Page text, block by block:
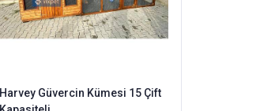
Harvey Güvercin Kümesi 15 Çift